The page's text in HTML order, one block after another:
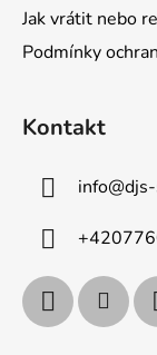
Jak vrátit nebo
Podmínky
Kontakt
info@